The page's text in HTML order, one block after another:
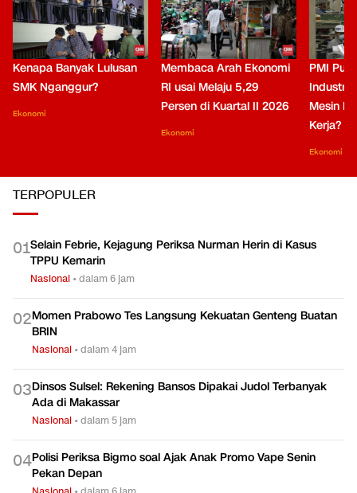
Kenapa Banyak Lulusan
SMK Nganggur?
Ekonomi
Membaca Arah Ekonomi
RI usai Melaju 5,29
Persen di Kuartal II 2026
Ekonomi
PMI
Industri
Mesin
Kerja?
Ekonomi
TERPOPULER
01Selain Febrie, Kejagung Periksa Nurman Herin di Kasus
TPPU Kemarin
Nasional •dalam 6 jam
02Momen Prabowo Tes Langsung Kekuatan Genteng Buatan
BRIN
Nasional •dalam 4 jam
03Dinsos Sulsel: Rekening Bansos Dipakai Judol Terbanyak
Ada di Makassar
Nasional •dalam 5 jam
04Polisi Periksa Bigmo soal Ajak Anak Promo Vape Senin
Pekan Depan